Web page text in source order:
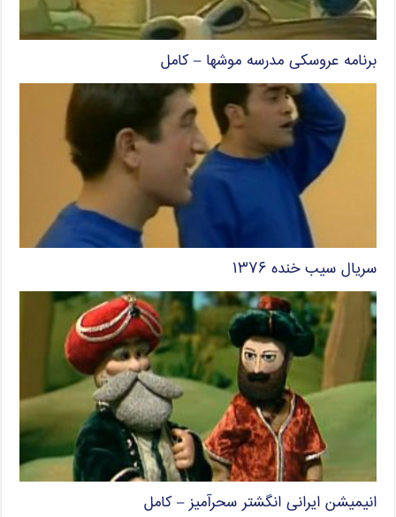
برنامه عروسکی مدرسه موشها – کامل
سریال سیب خنده ۱۳۷۶
انیمیشن ایرانی انگشتر سحرآمیز – کامل